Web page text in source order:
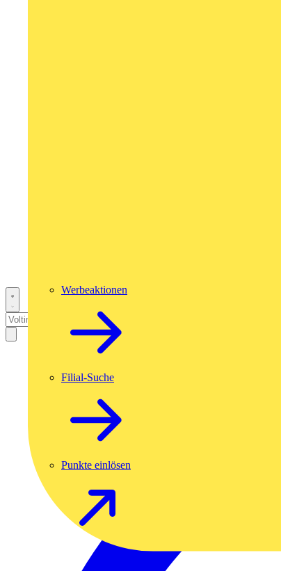
Werbeaktionen
Filial-Suche
Punkte einlösen